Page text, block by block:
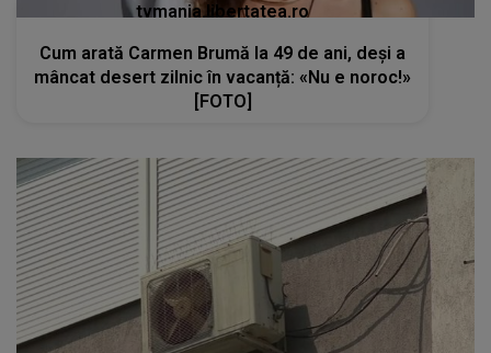
tvmania.libertatea.ro
Cum arată Carmen Brumă la 49 de ani, deși a
mâncat desert zilnic în vacanță: «Nu e noroc!»
[FOTO]